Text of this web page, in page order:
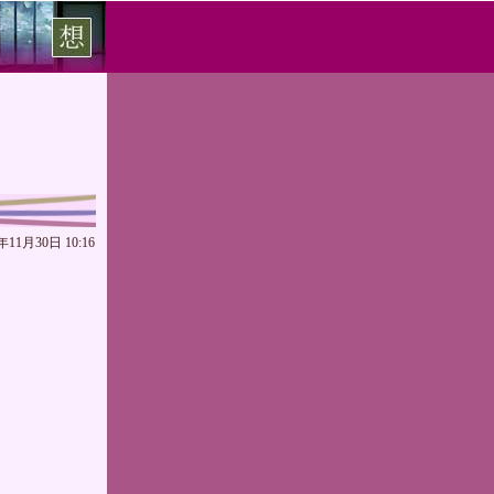
11月30日 10:16